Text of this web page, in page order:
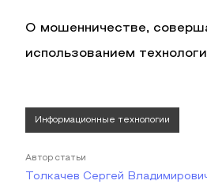
О мошенничестве,
использованием
Информационные технологии
Автор статьи
Толкачев Сергей